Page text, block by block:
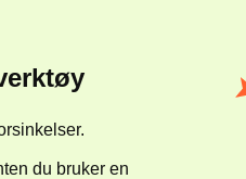
du bruker en